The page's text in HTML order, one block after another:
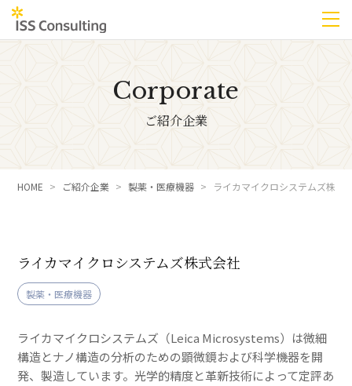
Corporate
ご紹介企業
HOME ご紹介企業 製薬・医療機器 ライカマイクロシステムズ株式
ライカマイクロシステムズ株式会社
製薬・医療機器
ライカマイクロシステムズ（Leica Microsystems）は微細
構造とナノ構造の分析のための顕微鏡および科学機器を開
発、製造しています。光学的精度と革新技術によって定評あ